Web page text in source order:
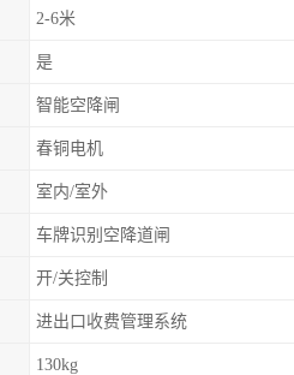
2-6米
是
智能空降闸
春铜电机
室内/室外
车牌识别空降道闸
开/关控制
进出口收费管理系统
130kg